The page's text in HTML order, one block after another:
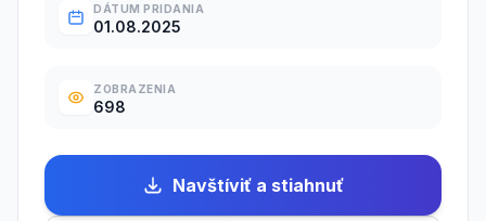
DÁTUM PRIDANIA
01.08.2025
ZOBRAZENIA
698
Navštíviť a stiahnuť